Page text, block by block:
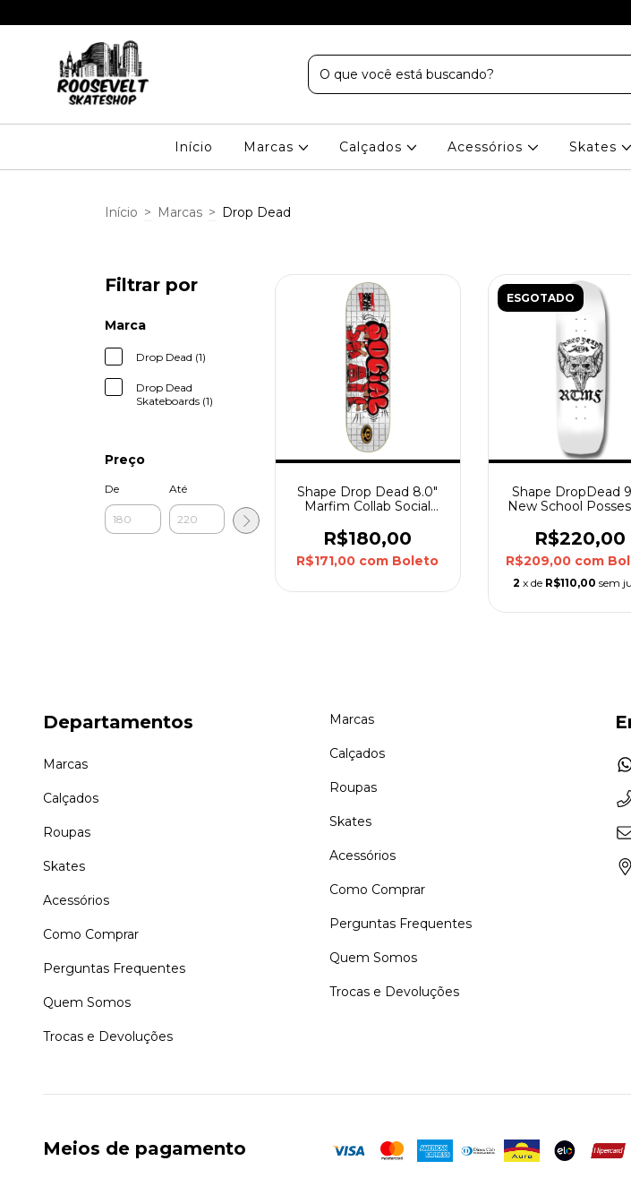
Início Marcas Calçados Acessórios Skates
Início > Marcas > Drop Dead
Filtrar por
Marca
Drop Dead (1)
Drop Dead
Skateboards (1)
Preço
De Até
Shape Drop Dead 8.0"
Marfim Collab Social
Dead
R$180,00
R$171,00 com Boleto
ESGOTADO
Shape DropDead
New School
R$220,00
R$209,00 com
2 x de R$110,00 sem
Departamentos
Marcas
Calçados
Roupas
Skates
Acessórios
Como Comprar
Perguntas Frequentes
Quem Somos
Trocas e Devoluções
Marcas
Calçados
Roupas
Skates
Acessórios
Como Comprar
Perguntas Frequentes
Quem Somos
Trocas e Devoluções
Meios de pagamento